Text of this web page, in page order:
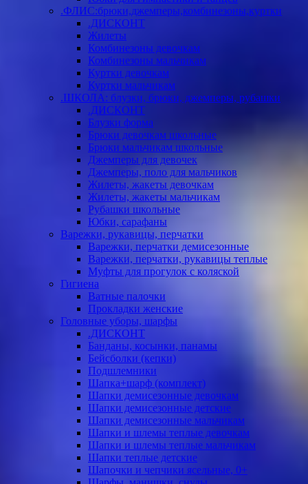
.ФЛИС:брюки,джемперы,комбинезоны,куртки
.ДИСКОНТ
Жилеты
Комбинезоны девочкам
Комбинезоны мальчикам
Куртки девочкам
Куртки мальчикам
.ШКОЛА: блузки, брюки, джемперы, рубашки
.ДИСКОНТ
Блузки форма
Брюки девочкам школьные
Брюки мальчикам школьные
Джемперы для девочек
Джемперы, поло для мальчиков
Жилеты, жакеты девочкам
Жилеты, жакеты мальчикам
Рубашки школьные
Юбки, сарафаны
Варежки, рукавицы, перчатки
Варежки, перчатки демисезонные
Варежки, перчатки, рукавицы теплые
Муфты для прогулок с коляской
Гигиена
Ватные палочки
Прокладки женские
Головные уборы, шарфы
.ДИСКОНТ
Банданы, косынки, панамы
Бейсболки (кепки)
Подшлемники
Шапка+шарф (комплект)
Шапки демисезонные девочкам
Шапки демисезонные детские
Шапки демисезонные мальчикам
Шапки и шлемы теплые девочкам
Шапки и шлемы теплые мальчикам
Шапки теплые детские
Шапочки и чепчики ясельные, 0+